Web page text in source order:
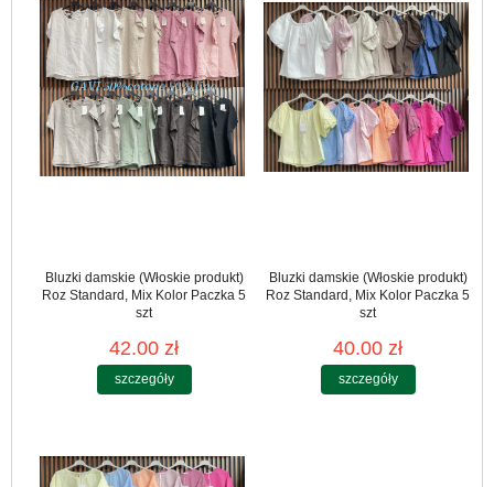
Bluzki damskie (Włoskie produkt)
Roz Standard, Mix Kolor Paczka 5
szt
42.00 zł
szczegóły
Bluzki damskie (Włoskie produkt)
Roz Standard, Mix Kolor Paczka 5
szt
40.00 zł
szczegóły